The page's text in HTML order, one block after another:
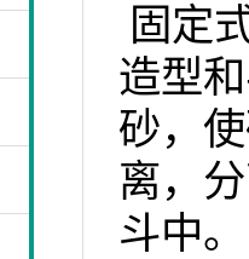
固定
造型
砂，
离，
斗中。